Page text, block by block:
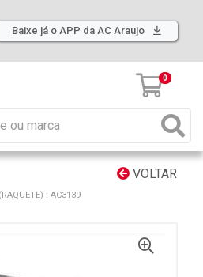
Baixe já o APP da AC Araujo
0
VOLTAR
: AC3139